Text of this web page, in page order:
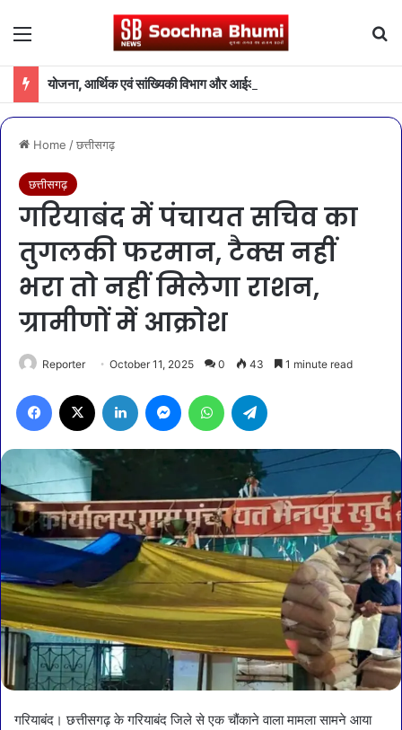
Menu
Home /छत्तीसगढ़
छत्तीसगढ़
गरियाबंद में पंचायत सचिव का
तुगलकी फरमान, टैक्स नहीं
भरा तो नहीं मिलेगा राशन,
ग्रामीणों में आक्रोश
Reporter October 11, 2025 0 43 1 minute read
Facebook LinkedIn MessengerWhatsApp
गरियाबंद। छत्तीसगढ़ के गरियाबंद जिले से एक चौंकाने वाला मामला सामने आया